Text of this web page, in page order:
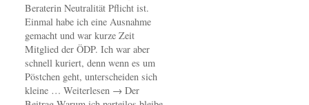
Beraterin Neutralität Pflicht ist.
Einmal habe ich eine Ausnahme
gemacht und war kurze Zeit
Mitglied der ÖDP. Ich war aber
schnell kuriert, denn wenn es um
Pöstchen geht, unterscheiden sich
kleine … Weiterlesen → Der